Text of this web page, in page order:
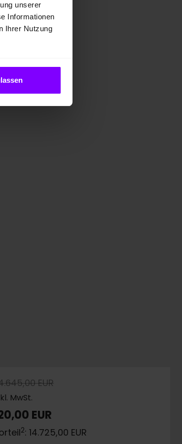
unserer
Informationen
Ihrer Nutzung
EUR
MwSt.
EUR
2: 14.725,00 EUR